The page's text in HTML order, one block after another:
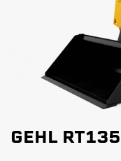
GEHL